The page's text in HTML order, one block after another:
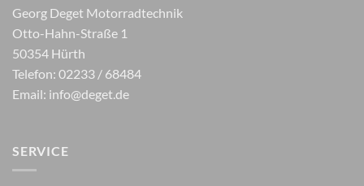
Georg Deget Motorradtechnik
Otto-Hahn-Straße 1
50354 Hürth
Telefon: 02233 / 68484
Email: info@deget.de
SERVICE